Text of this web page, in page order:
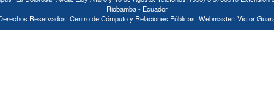
Riobamba - Ecuador
Reservados: Centro de Cómputo y Relaciones Públicas. Webmaster: Víctor